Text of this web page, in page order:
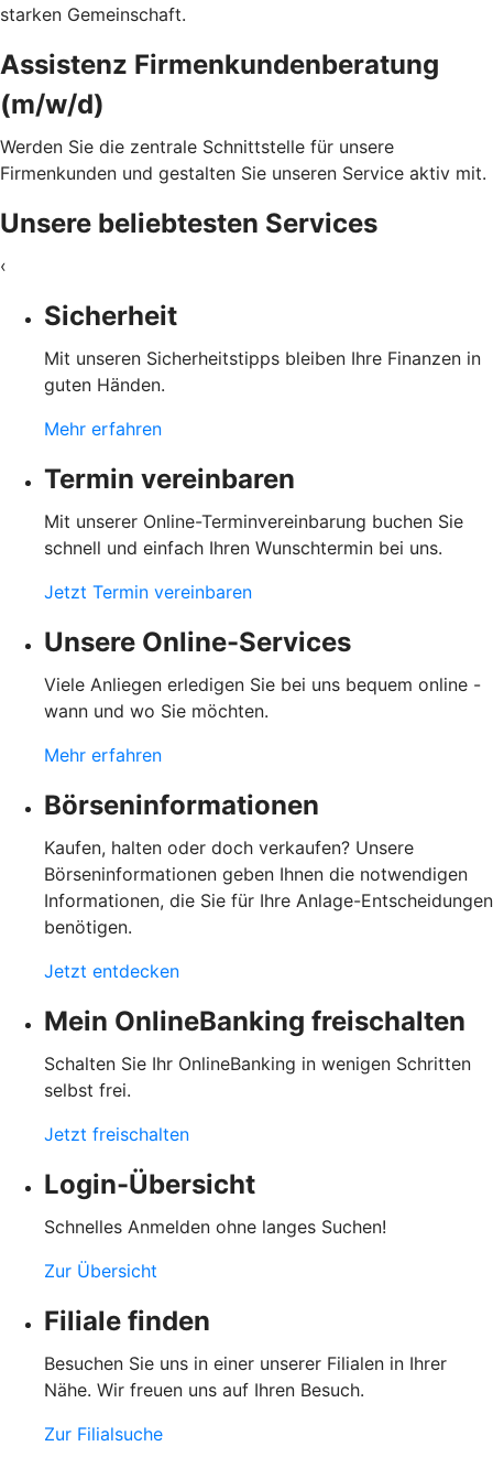
starken Gemeinschaft.
Assistenz Firmenkundenberatung
(m/w/d)
Werden Sie die zentrale Schnittstelle für unsere
Firmenkunden und gestalten Sie unseren Service aktiv mit.
Unsere beliebtesten Services
‹
Sicherheit
Mit unseren Sicherheitstipps bleiben Ihre Finanzen in
guten Händen.
Mehr erfahren
Termin vereinbaren
Mit unserer Online-Terminvereinbarung buchen Sie
schnell und einfach Ihren Wunschtermin bei uns.
Jetzt Termin vereinbaren
Unsere Online-Services
Viele Anliegen erledigen Sie bei uns bequem online -
wann und wo Sie möchten.
Mehr erfahren
Börseninformationen
Kaufen, halten oder doch verkaufen? Unsere
Börseninformationen geben Ihnen die notwendigen
Informationen, die Sie für Ihre Anlage-Entscheidungen
benötigen.
Jetzt entdecken
Mein OnlineBanking freischalten
Schalten Sie Ihr OnlineBanking in wenigen Schritten
selbst frei.
Jetzt freischalten
Login-Übersicht
Schnelles Anmelden ohne langes Suchen!
Zur Übersicht
Filiale finden
Besuchen Sie uns in einer unserer Filialen in Ihrer
Nähe. Wir freuen uns auf Ihren Besuch.
Zur Filialsuche